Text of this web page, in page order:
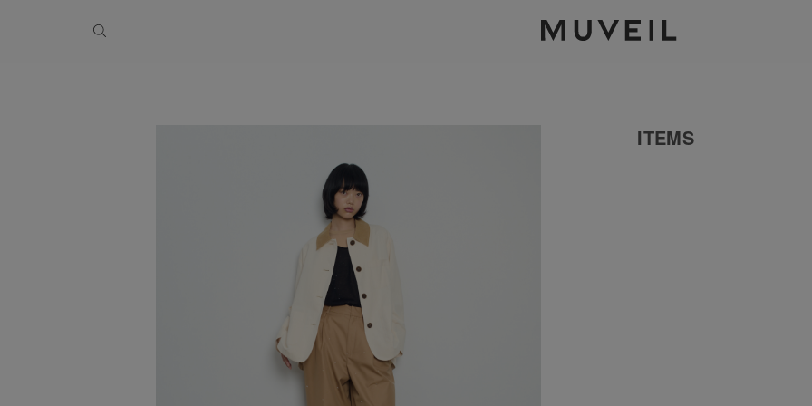
休業のお知らせ 2026 AUTUMN WINTER COLLECTION
ITEMS